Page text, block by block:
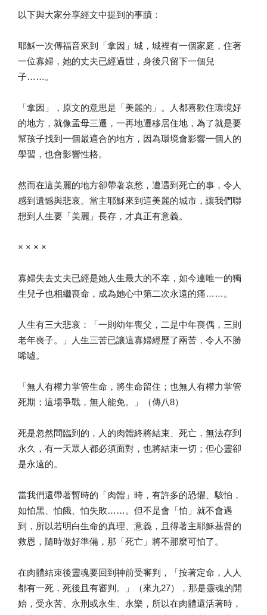
以下與大家分享經文中提到的事蹟：
耶穌一次傳福音來到「拿因」城，城裡有一個家庭，住著
一位寡婦，她的丈夫已經過世，身後只留下一個兒
子……。
「拿因」，原文的意思是「美麗的」。人都喜歡住環境好
的地方，就像孟母三遷，一再地遷移居住地，為了就是要
幫孩子找到一個最適合的地方，因為環境會影響一個人的
學習，也會影響性格。
然而在這美麗的地方卻帶著哀愁，遭遇到死亡的事，令人
感到遺憾與悲哀。當主耶穌來到這美麗的城市，讓我們聯
想到人生要「美麗」長存，才真正有意義。
× × × ×
寡婦失去丈夫已經是她人生最大的不幸，如今連唯一的獨
生兒子也相繼喪命，成為她心中第二次永遠的痛……。
人生有三大悲哀：「一則幼年喪父，二是中年喪偶，三則
老年喪子。」人生三苦已讓這寡婦經歷了兩苦，令人不勝
唏噓。
「無人有權力掌管生命，將生命留住；也無人有權力掌管
死期；這場爭戰，無人能免。」（傳八8）
死是忽然間臨到的，人的肉體終將結束、死亡，無法存到
永久，有一天眾人都必須面對，也將結束一切；但心靈卻
是永遠的。
當我們還帶著暫時的「肉體」時，有許多的恐懼、駭怕，
如怕黑、怕餓、怕失敗……。但不是會「怕」就不會遇
到，所以若明白生命的真理、意義，且得著主耶穌基督的
救恩，隨時做好準備，那「死亡」將不那麼可怕了。
在肉體結束後靈魂要回到神前受審判，「按著定命，人人
都有一死，死後且有審判。」（來九27），那是靈魂的開
始，受永苦、永刑或永生、永樂，所以在肉體還活著時，